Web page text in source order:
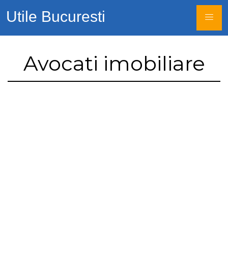
Utile Bucuresti
Avocati imobiliare